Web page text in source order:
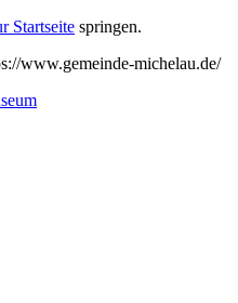
Startseite springen.
www.gemeinde-michelau.de/